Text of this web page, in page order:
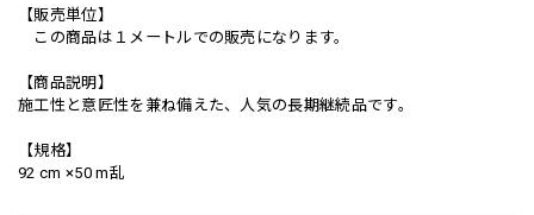
【販売単位】
この商品は１メートルでの販売になります。
【商品説明】
施工性と意匠性を兼ね備えた、人気の長期継続品です。
【規格】
92 cm ×50 m乱